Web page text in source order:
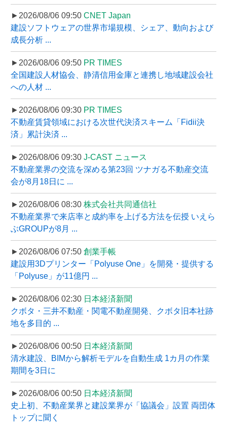
►2026/08/06 09:50 CNET Japan
建設ソフトウェアの世界市場規模、シェア、動向および
成長分析 ...
►2026/08/06 09:50 PR TIMES
全国建設人材協会、静清信用金庫と連携し地域建設会社
への人材 ...
►2026/08/06 09:30 PR TIMES
不動産賃貸領域における次世代決済スキーム「Fidii決
済」累計決済 ...
►2026/08/06 09:30 J-CAST ニュース
不動産業界の交流を深める第23回 ツナガる不動産交流
会が8月18日に ...
►2026/08/06 08:30 株式会社共同通信社
不動産業界で来店率と成約率を上げる方法を伝授 いえら
ぶGROUPが8月 ...
►2026/08/06 07:50 創業手帳
建設用3Dプリンター「Polyuse One」を開発・提供する
「Polyuse」が11億円 ...
►2026/08/06 02:30 日本経済新聞
クボタ・三井不動産・関電不動産開発、クボタ旧本社跡
地を多目的 ...
►2026/08/06 00:50 日本経済新聞
清水建設、BIMから解析モデルを自動生成 1カ月の作業
期間を3日に
►2026/08/06 00:50 日本経済新聞
史上初、不動産業界と建設業界が「協議会」設置 両団体
トップに聞く